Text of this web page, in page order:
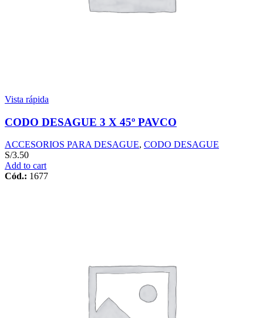
Vista rápida
CODO DESAGUE 3 X 45º PAVCO
ACCESORIOS PARA DESAGUE, CODO DESAGUE
S/3.50
Add to cart
Cód.: 1677